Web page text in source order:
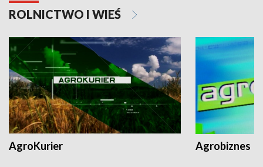
ROLNICTWO I WIEŚ
AgroKurier Agrobiznes